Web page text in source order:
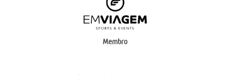
Membro